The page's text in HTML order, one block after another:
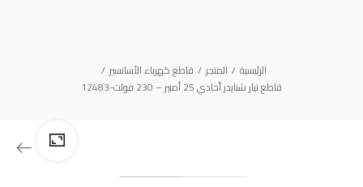
الرئيسية / المتجر / قاطع كهرباء الأسانسير /
قاطع تيار شنايدر أحادي 25 أمبير – 230 فولت-12483